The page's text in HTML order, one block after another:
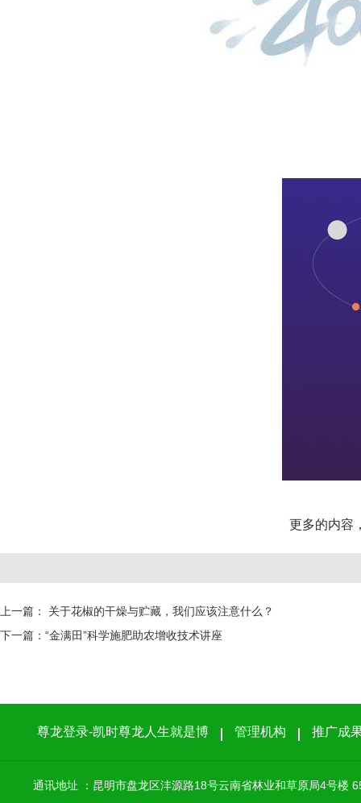
更多的内容
上一篇： 关于花椒的干燥与贮藏，我们应该注意什么？
下一篇： “金满田”科学施肥助农增收技术讲座
尊龙登录-凯时尊龙人生就是博 管理机构 推广成
通讯地址 ：昆明市盘龙区沣源路18号云南省林业和草原局4号楼